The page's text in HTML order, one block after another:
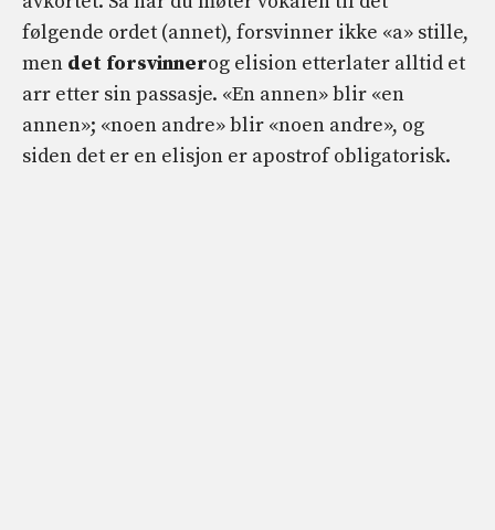
følgende ordet (annet), forsvinner ikke «a» stille,
men det forsvinnerog elision etterlater alltid et
arr etter sin passasje. «En annen» blir «en
annen»; «noen andre» blir «noen andre», og
siden det er en elisjon er apostrof obligatorisk.